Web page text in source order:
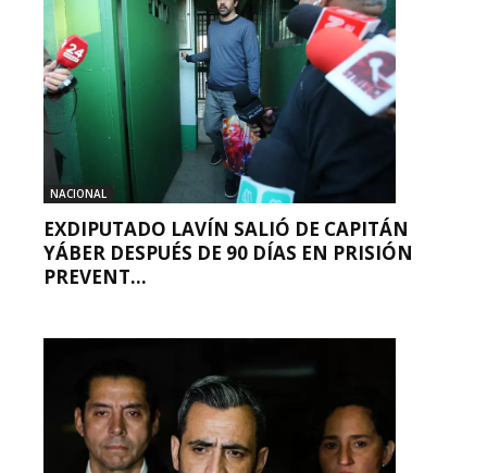
NACIONAL
EXDIPUTADO LAVÍN SALIÓ DE CAPITÁN
YÁBER DESPUÉS DE 90 DÍAS EN PRISIÓN
PREVENT...